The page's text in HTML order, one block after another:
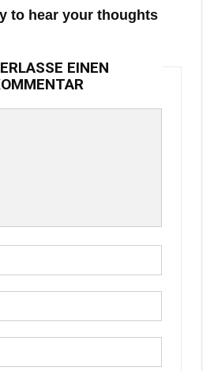
to hear your thoughts
EINEN